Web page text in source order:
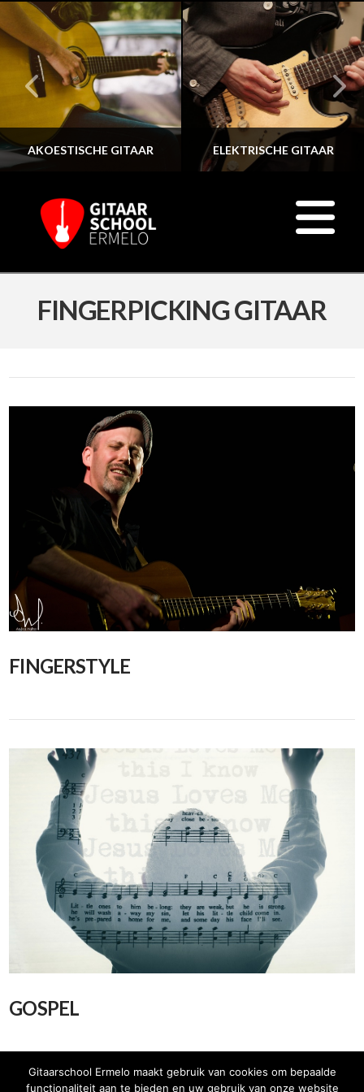
AKOESTISCHE GITAAR ELEKTRISCHE GITAAR
FINGERPICKING GITAAR
FINGERSTYLE
GOSPEL
Gitaarschool Ermelo maakt gebruik van cookies om bepaalde
functionaliteit aan te bieden en uw gebruik van onze website